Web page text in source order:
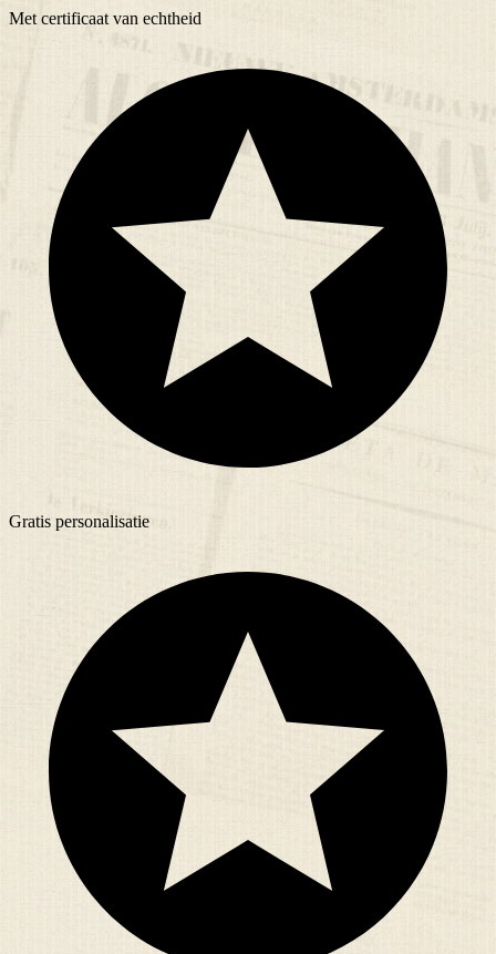
Met certificaat van echtheid
Gratis personalisatie